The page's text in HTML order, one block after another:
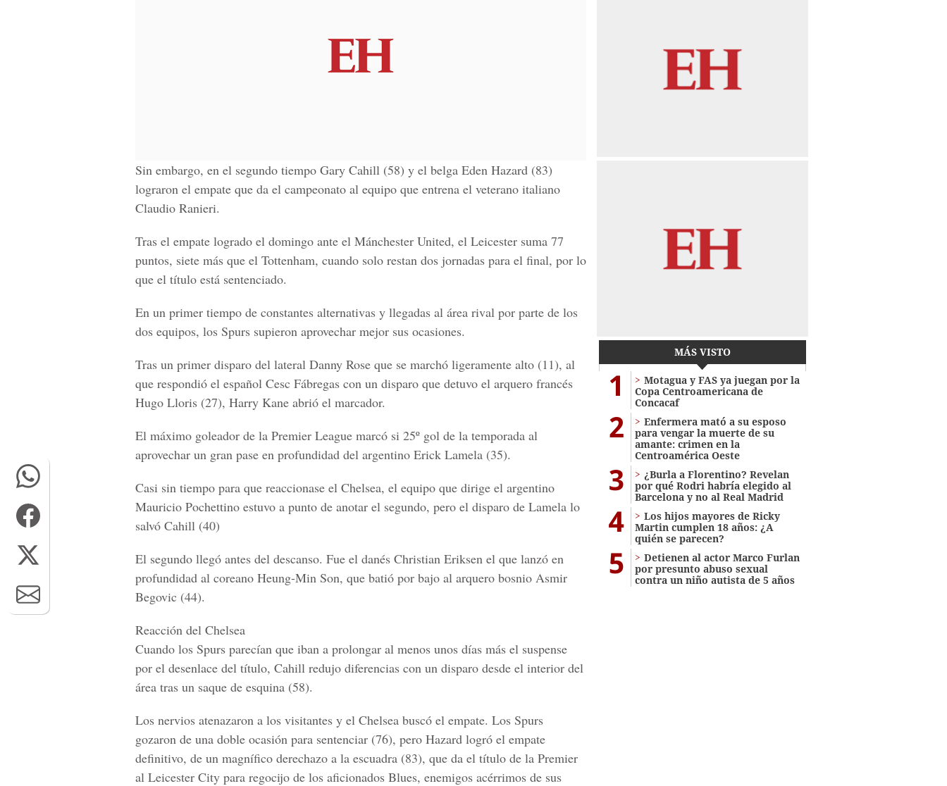
Sin embargo, en el segundo tiempo Gary Cahill (58) y el belga Eden Hazard (83)
lograron el empate que da el campeonato al equipo que entrena el veterano italiano
Claudio Ranieri.
Tras el empate logrado el domingo ante el Mánchester United, el Leicester suma 77
puntos, siete más que el Tottenham, cuando solo restan dos jornadas para el final, por lo
que el título está sentenciado.
En un primer tiempo de constantes alternativas y llegadas al área rival por parte de los
dos equipos, los Spurs supieron aprovechar mejor sus ocasiones.
Tras un primer disparo del lateral Danny Rose que se marchó ligeramente alto (11), al
que respondió el español Cesc Fábregas con un disparo que detuvo el arquero francés
Hugo Lloris (27), Harry Kane abrió el marcador.
El máximo goleador de la Premier League marcó si 25º gol de la temporada al
aprovechar un gran pase en profundidad del argentino Erick Lamela (35).
Casi sin tiempo para que reaccionase el Chelsea, el equipo que dirige el argentino
Mauricio Pochettino estuvo a punto de anotar el segundo, pero el disparo de Lamela lo
salvó Cahill (40)
El segundo llegó antes del descanso. Fue el danés Christian Eriksen el que lanzó en
profundidad al coreano Heung-Min Son, que batió por bajo al arquero bosnio Asmir
Begovic (44).
Reacción del Chelsea
Cuando los Spurs parecían que iban a prolongar al menos unos días más el suspense
por el desenlace del título, Cahill redujo diferencias con un disparo desde el interior del
área tras un saque de esquina (58).
Los nervios atenazaron a los visitantes y el Chelsea buscó el empate. Los Spurs
gozaron de una doble ocasión para sentenciar (76), pero Hazard logró el empate
definitivo, de un magnífico derechazo a la escuadra (83), que da el título de la Premier
al Leicester City para regocijo de los aficionados Blues, enemigos acérrimos de sus
MÁS VISTO
1
Motagua y FAS ya juegan por la
Copa Centroamericana de
Concacaf
2
Enfermera mató a su esposo
para vengar la muerte de su
amante: crimen en la
Centroamérica Oeste
3
¿Burla a Florentino? Revelan
por qué Rodri habría elegido al
Barcelona y no al Real Madrid
4
Los hijos mayores de Ricky
Martin cumplen 18 años: ¿A
quién se parecen?
5
Detienen al actor Marco Furlan
por presunto abuso sexual
contra un niño autista de 5 años